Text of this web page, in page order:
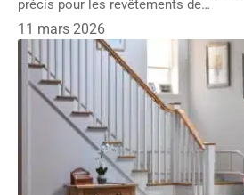
précis pour les revêtements de…
11 mars 2026